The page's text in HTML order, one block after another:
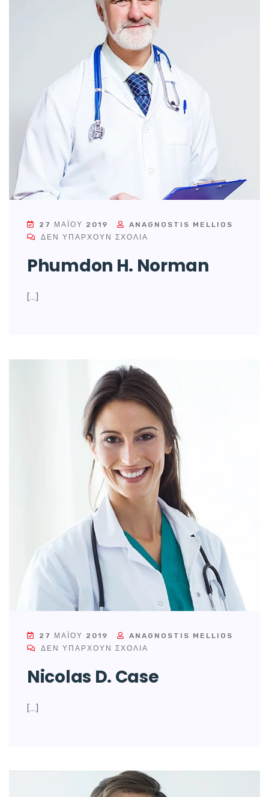
27 ΜΑΪ́ΟΥ 2019
ANAGNOSTIS MELLIOS
ΔΕΝ ΥΠΆΡΧΟΥΝ ΣΧΌΛΙΑ
Phumdon H. Norman
[…]
27 ΜΑΪ́ΟΥ 2019
ANAGNOSTIS MELLIOS
ΔΕΝ ΥΠΆΡΧΟΥΝ ΣΧΌΛΙΑ
Nicolas D. Case
[…]